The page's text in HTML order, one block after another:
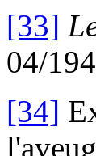
[33]
04/
[34]